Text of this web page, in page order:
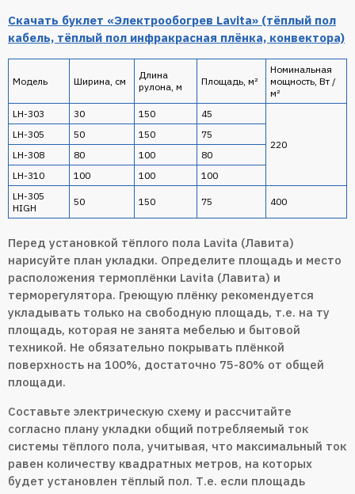
Скачать буклет «Электрообогрев Lavita» (тёплый пол
кабель, тёплый пол инфракрасная плёнка, конвектора)
Модель Ширина, см
Длина
рулона, м
Площадь, м²
Номинальная
мощность, Вт /
м²
LH-303
30 150 45
220
LH-305 50 150
75
LH-308
80 100
80
LH-310
100 100
100
LH-305
HIGH
50 150 75 400
Перед установкой тёплого пола Lavita (Лавита)
нарисуйте план укладки. Определите площадь и место
расположения термоплёнки Lavita (Лавита) и
терморегулятора. Греющую плёнку рекомендуется
укладывать только на свободную площадь, т.е. на ту
площадь, которая не занята мебелью и бытовой
техникой. Не обязательно покрывать плёнкой
поверхность на 100%, достаточно 75-80% от общей
площади.
Составьте электрическую схему и рассчитайте
согласно плану укладки общий потребляемый ток
системы тёплого пола, учитывая, что максимальный ток
равен количеству квадратных метров, на которых
будет установлен тёплый пол. Т.е. если площадь